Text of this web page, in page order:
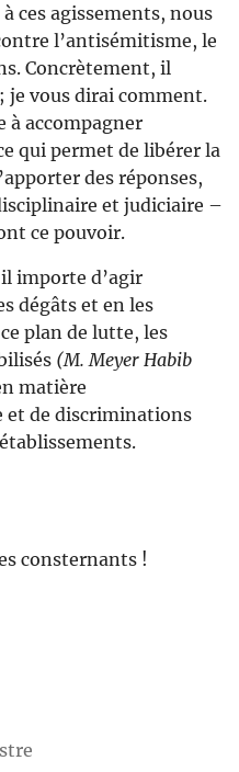
ces agissements, nous
l’antisémitisme, le
Concrètement, il
je vous dirai comment.
à accompagner
qui permet de libérer la
des réponses,
et judiciaire –
ce pouvoir.
il importe d’agir
dégâts et en les
plan de lutte, les
(M. Meyer Habib
matière
et de discriminations
consternants !